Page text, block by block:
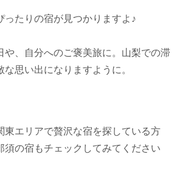
ったりの宿が見つかりますよ♪
や、自分へのご褒美旅に。山梨での滞
思い出になりますように。
東エリアで贅沢な宿を探している方
須の宿もチェックしてみてください